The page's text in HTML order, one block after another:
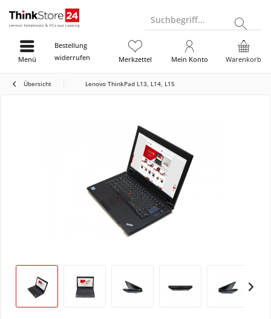
Suchbegriff...
Bestellung
widerrufen
Warenkorb
Merkzettel Mein Konto
Menü
Übersicht Lenovo ThinkPad L13, L14, L15